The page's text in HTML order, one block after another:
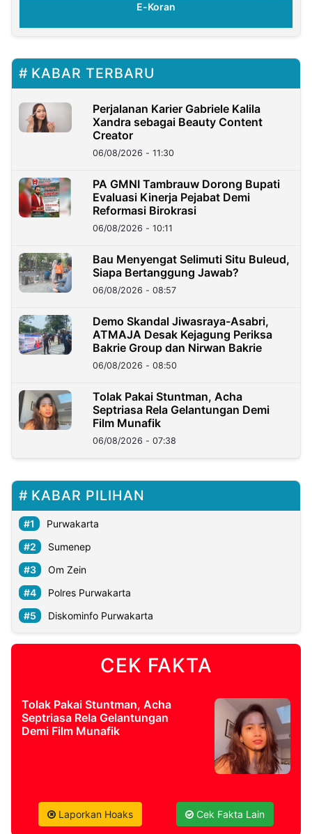
E-Koran
KABAR TERBARU
Perjalanan Karier Gabriele Kalila
Xandra sebagai Beauty Content
Creator
06/08/2026 - 11:30
PA GMNI Tambrauw Dorong Bupati
Evaluasi Kinerja Pejabat Demi
Reformasi Birokrasi
06/08/2026 - 10:11
Bau Menyengat Selimuti Situ Buleud,
Siapa Bertanggung Jawab?
06/08/2026 - 08:57
Demo Skandal Jiwasraya-Asabri,
ATMAJA Desak Kejagung Periksa
Bakrie Group dan Nirwan Bakrie
06/08/2026 - 08:50
Tolak Pakai Stuntman, Acha
Septriasa Rela Gelantungan Demi
Film Munafik
06/08/2026 - 07:38
KABAR PILIHAN
Purwakarta
Sumenep
Om Zein
Polres Purwakarta
Diskominfo Purwakarta
CEK FAKTA
Tolak Pakai Stuntman, Acha
Septriasa Rela Gelantungan
Demi Film Munafik
Laporkan Hoaks Cek Fakta Lain